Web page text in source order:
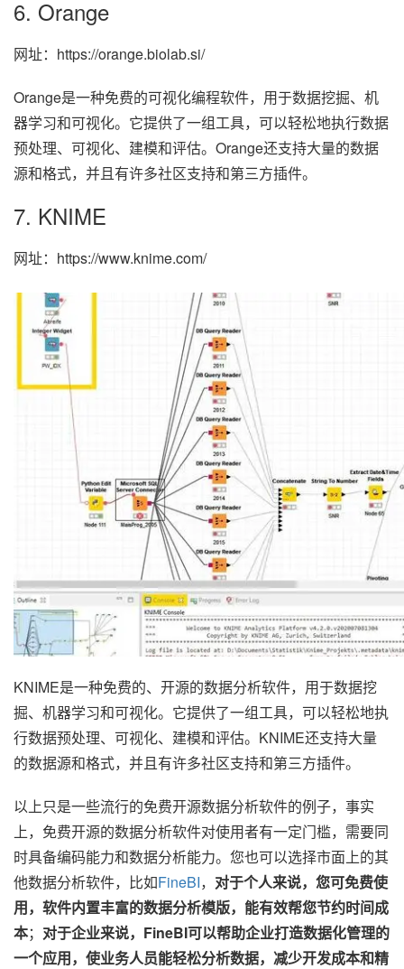
6. Orange
网址：https://orange.biolab.si/
Orange是一种免费的可视化编程软件，用于数据挖掘、机
器学习和可视化。它提供了一组工具，可以轻松地执行数据
预处理、可视化、建模和评估。Orange还支持大量的数据
源和格式，并且有许多社区支持和第三方插件。
7. KNIME
网址：https://www.knime.com/
KNIME是一种免费的、开源的数据分析软件，用于数据挖
掘、机器学习和可视化。它提供了一组工具，可以轻松地执
行数据预处理、可视化、建模和评估。KNIME还支持大量
的数据源和格式，并且有许多社区支持和第三方插件。
以上只是一些流行的免费开源数据分析软件的例子，事实
上，免费开源的数据分析软件对使用者有一定门槛，需要同
时具备编码能力和数据分析能力。您也可以选择市面上的其
他数据分析软件，比如FineBI， 对于个人来说，您可免费使
用，软件内置丰富的数据分析模版，能有效帮您节约时间成
本； 对于企业来说，FineBI可以帮助企业打造数据化管理的
一个应用，使业务人员能轻松分析数据，减少开发成本和精